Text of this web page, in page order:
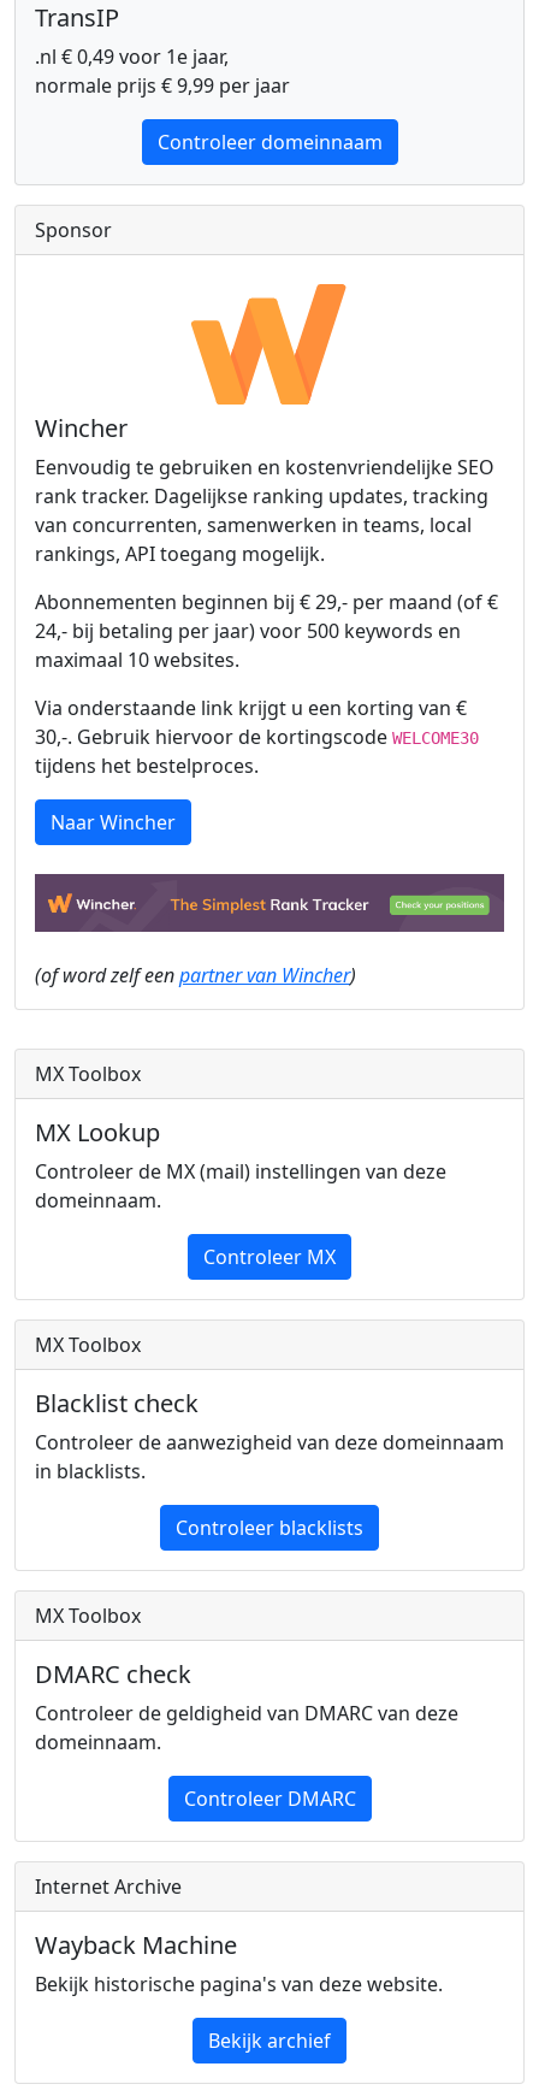
TransIP
.nl € 0,49 voor 1e jaar,
normale prijs € 9,99 per jaar
Controleer domeinnaam
Sponsor
Wincher
Eenvoudig te gebruiken en kostenvriendelijke SEO
rank tracker. Dagelijkse ranking updates, tracking
van concurrenten, samenwerken in teams, local
rankings, API toegang mogelijk.
Abonnementen beginnen bij € 29,- per maand (of €
24,- bij betaling per jaar) voor 500 keywords en
maximaal 10 websites.
Via onderstaande link krijgt u een korting van €
30,-. Gebruik hiervoor de kortingscode WELCOME30
tijdens het bestelproces.
Naar Wincher
(of word zelf eenpartner van Wincher)
MX Toolbox
MX Lookup
Controleer de MX (mail) instellingen van deze
domeinnaam.
Controleer MX
MX Toolbox
Blacklist check
Controleer de aanwezigheid van deze domeinnaam
in blacklists.
Controleer blacklists
MX Toolbox
DMARC check
Controleer de geldigheid van DMARC van deze
domeinnaam.
Controleer DMARC
Internet Archive
Wayback Machine
Bekijk historische pagina's van deze website.
Bekijk archief